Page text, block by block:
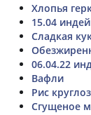
Хлопья
15.04
Сладкая
06.04.22
Вафли
Рис
Сгущеное